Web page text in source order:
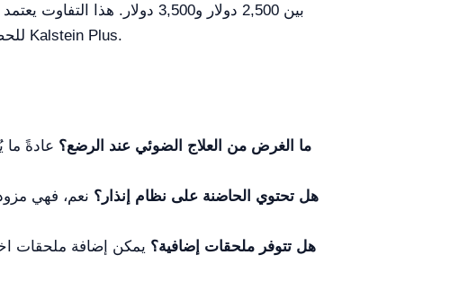
بين 2,500 دولار و3,500
للحصول على أدق تسعير مُفصّل وفق متطلباتك، نشجع المؤسسات على طلب عرض أسعار من خلال منصتنا Kalstein Plus.
ما الغرض من العلاج الضوئي عند الرضع؟ عادةً ما
هل تحتوي الحاضنة على نظام إنذار؟ نعم، فهي
هل تتوفر ملحقات إضافية؟ يمكن إضافة ملحقات